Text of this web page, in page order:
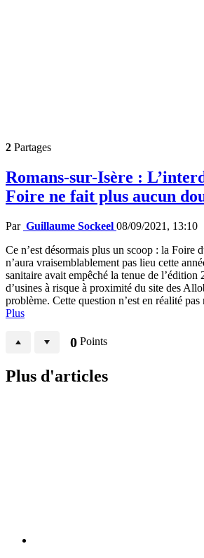
2 Partages
Romans-sur-Isère :
Foire ne fait plus aucun
Par Guillaume Sockeel 08/09/2021, 13:10
Ce n’est désormais plus un scoop : la Foire
n’aura vraisemblablement pas lieu cette
sanitaire avait empêché la tenue de l’édition
d’usines à risque à proximité du site des
problème. Cette question n’est en réalité
Plus
0 Points
Plus d'articles